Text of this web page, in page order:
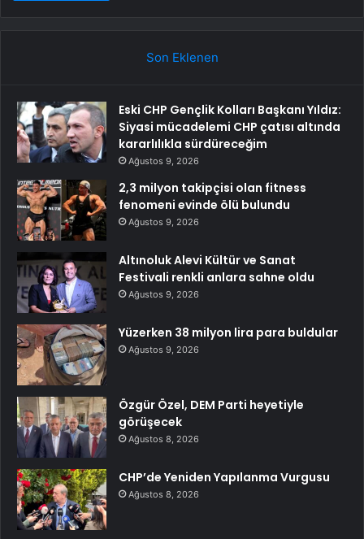
Son Eklenen
Eski CHP Gençlik Kolları Başkanı Yıldız:
Siyasi mücadelemi CHP çatısı altında
kararlılıkla sürdüreceğim
Ağustos 9, 2026
2,3 milyon takipçisi olan fitness
fenomeni evinde ölü bulundu
Ağustos 9, 2026
Altınoluk Alevi Kültür ve Sanat
Festivali renkli anlara sahne oldu
Ağustos 9, 2026
Yüzerken 38 milyon lira para buldular
Ağustos 9, 2026
Özgür Özel, DEM Parti heyetiyle
görüşecek
Ağustos 8, 2026
CHP’de Yeniden Yapılanma Vurgusu
Ağustos 8, 2026